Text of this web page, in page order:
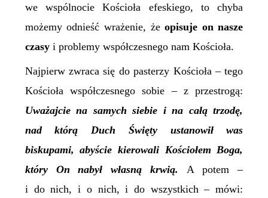
we wspólnocie Kościoła efeskiego, to chyba
możemy odnieść wrażenie, żeopisuje on nasze
czasyi problemy współczesnego nam Kościoła.
Najpierw zwraca się do pasterzy Kościoła – tego
Kościoła współczesnego sobie – z przestrogą:
Uważajcie na samych siebie i na całą trzodę,
nad którą Duch Święty ustanowił was
biskupami, abyście kierowali Kościołem Boga,
który On nabył własną krwią.
A potem –
i do nich, i o nich, i do wszystkich – mówi: